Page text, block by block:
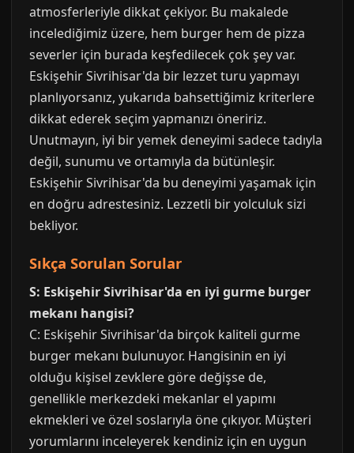
atmosferleriyle dikkat çekiyor. Bu makalede
incelediğimiz üzere, hem burger hem de pizza
severler için burada keşfedilecek çok şey var.
Eskişehir Sivrihisar'da bir lezzet turu yapmayı
planlıyorsanız, yukarıda bahsettiğimiz kriterlere
dikkat ederek seçim yapmanızı öneririz.
Unutmayın, iyi bir yemek deneyimi sadece tadıyla
değil, sunumu ve ortamıyla da bütünleşir.
Eskişehir Sivrihisar'da bu deneyimi yaşamak için
en doğru adrestesiniz. Lezzetli bir yolculuk sizi
bekliyor.
Sıkça Sorulan Sorular
S: Eskişehir Sivrihisar'da en iyi gurme burger
mekanı hangisi?
C: Eskişehir Sivrihisar'da birçok kaliteli gurme
burger mekanı bulunuyor. Hangisinin en iyi
olduğu kişisel zevklere göre değişse de,
genellikle merkezdeki mekanlar el yapımı
ekmekleri ve özel soslarıyla öne çıkıyor. Müşteri
yorumlarını inceleyerek kendiniz için en uygun